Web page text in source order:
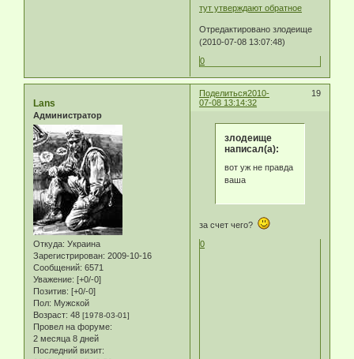
тут утверждают обратное
Отредактировано злодеище
(2010-07-08 13:07:48)
0
Поделиться 19
2010-
07-08 13:14:32
Lans
Администратор
Откуда: Украина
Зарегистрирован: 2009-10-16
Сообщений: 6571
Уважение: [+0/-0]
Позитив: [+0/-0]
Пол: Мужской
Возраст: 48 [1978-03-01]
Провел на форуме:
2 месяца 8 дней
Последний визит:
злодеище
написал(а):
вот уж не правда
ваша
за счет чего?
0